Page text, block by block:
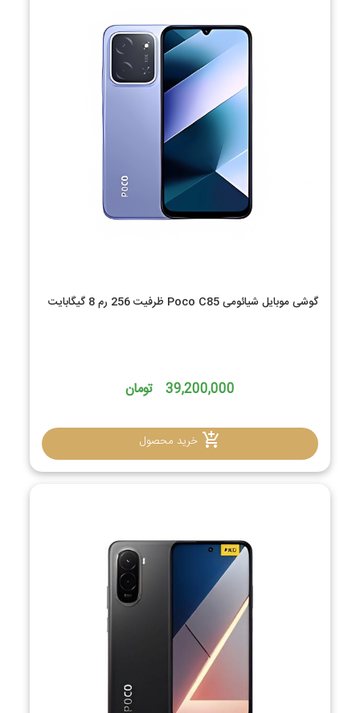
گوشی موبایل شیائومی Poco C85 ظرفیت 256 رم 8 گیگابایت
39,200,000 تومان
خرید محصول